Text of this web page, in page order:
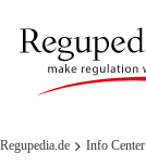
Regupedia.de Info Center